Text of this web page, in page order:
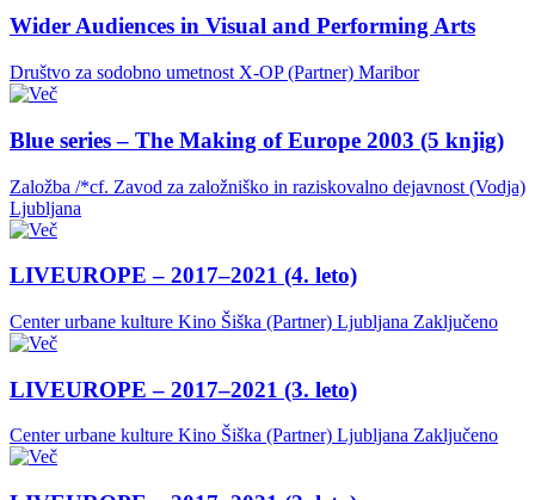
Wider Audiences in Visual and Performing Arts
Društvo za sodobno umetnost X-OP (Partner) Maribor
Blue series – The Making of Europe 2003 (5 knjig)
Založba /*cf. Zavod za založniško in raziskovalno dejavnost (Vodja)
Ljubljana
LIVEUROPE – 2017–2021 (4. leto)
Center urbane kulture Kino Šiška (Partner) Ljubljana Zaključeno
LIVEUROPE – 2017–2021 (3. leto)
Center urbane kulture Kino Šiška (Partner) Ljubljana Zaključeno